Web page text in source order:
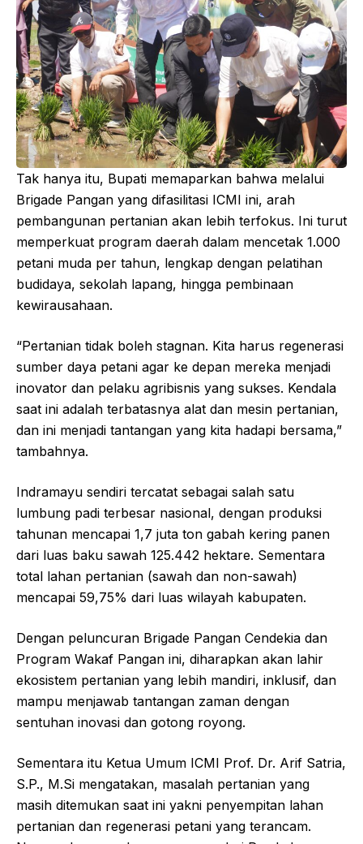
Tak hanya itu, Bupati memaparkan bahwa melalui
Brigade Pangan yang difasilitasi ICMI ini, arah
pembangunan pertanian akan lebih terfokus. Ini turut
memperkuat program daerah dalam mencetak 1.000
petani muda per tahun, lengkap dengan pelatihan
budidaya, sekolah lapang, hingga pembinaan
kewirausahaan.
“Pertanian tidak boleh stagnan. Kita harus regenerasi
sumber daya petani agar ke depan mereka menjadi
inovator dan pelaku agribisnis yang sukses. Kendala
saat ini adalah terbatasnya alat dan mesin pertanian,
dan ini menjadi tantangan yang kita hadapi bersama,”
tambahnya.
Indramayu sendiri tercatat sebagai salah satu
lumbung padi terbesar nasional, dengan produksi
tahunan mencapai 1,7 juta ton gabah kering panen
dari luas baku sawah 125.442 hektare. Sementara
total lahan pertanian (sawah dan non-sawah)
mencapai 59,75% dari luas wilayah kabupaten.
Dengan peluncuran Brigade Pangan Cendekia dan
Program Wakaf Pangan ini, diharapkan akan lahir
ekosistem pertanian yang lebih mandiri, inklusif, dan
mampu menjawab tantangan zaman dengan
sentuhan inovasi dan gotong royong.
Sementara itu Ketua Umum ICMI Prof. Dr. Arif Satria,
S.P., M.Si mengatakan, masalah pertanian yang
masih ditemukan saat ini yakni penyempitan lahan
pertanian dan regenerasi petani yang terancam.